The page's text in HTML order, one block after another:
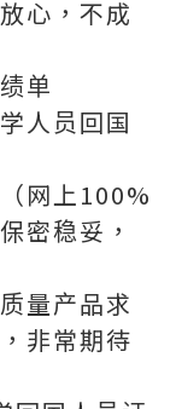
心，不成
单
人员回国
网上100%
密稳妥，
量产品求
非常期待